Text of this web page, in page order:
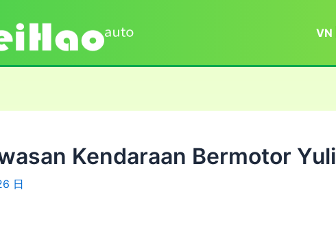
VN
Kendaraan Bermotor Yuli
日